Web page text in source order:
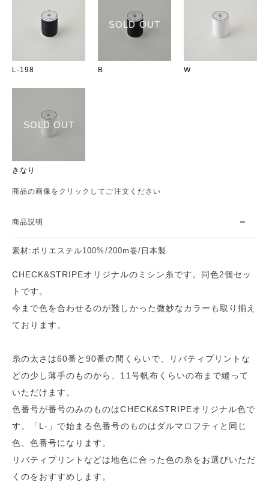
L-198
SOLD OUT
B W
SOLD OUT
きなり
商品の画像をクリックしてご注文ください
商品説明
素材:ポリエステル100%/200m巻/日本製
CHECK&STRIPEオリジナルのミシン糸です。同色2個セッ
トです。
今まで色を合わせるのが難しかった微妙なカラーも取り揃え
ております。
糸の太さは60番と90番の間くらいで、リバティプリントな
どの少し薄手のものから、11号帆布くらいの布まで縫って
いただけます。
色番号が番号のみのものはCHECK&STRIPEオリジナル色で
す。「L-」で始まる色番号のものはダルマロフティと同じ
色、色番号になります。
リバティプリントなどは地色に合った色の糸をお選びいただ
くのをおすすめします。